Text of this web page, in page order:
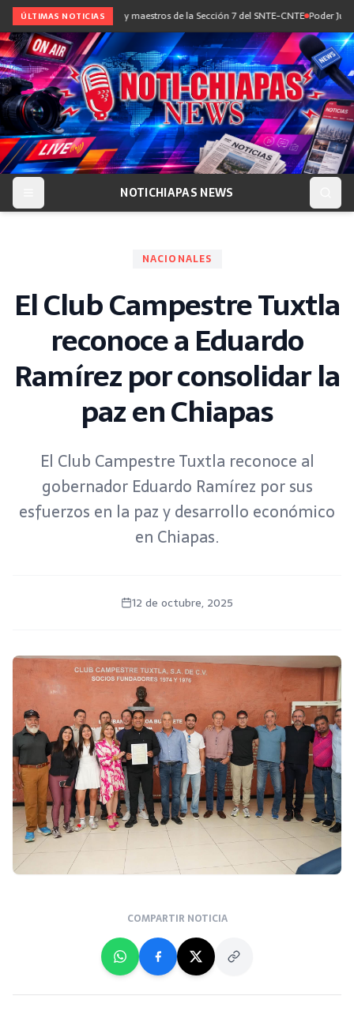
ÚLTIMAS NOTICIAS
con maestras y maestros de la Sección 7 del SNTE-CNTE Poder Judicial
NOTICHIAPAS NEWS
NACIONALES
El Club Campestre Tuxtla
reconoce a Eduardo
Ramírez por consolidar la
paz en Chiapas
El Club Campestre Tuxtla reconoce al
gobernador Eduardo Ramírez por sus
esfuerzos en la paz y desarrollo económico
en Chiapas.
12 de octubre, 2025
COMPARTIR NOTICIA